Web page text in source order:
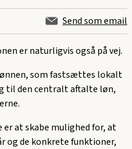
Send som email
er naturligvis også på vej.
som fastsættes lokalt
til den centralt aftalte løn,
at skabe mulighed for, at
og de konkrete funktioner,